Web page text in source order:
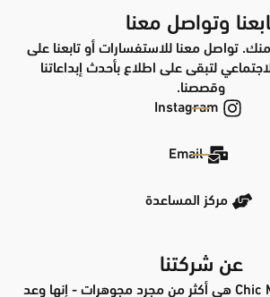
وتواصل معنا
تواصل معنا للاستفسارات أو تابعنا على
لتبقى على اطلاع بأحدث إبداعاتنا
وقصصنا.
Instagram
Email
مركز المساعدة
عن شركتنا
كل قلادة من Chic Model هي أكثر من مجرد مجوهرات - إنها وعد